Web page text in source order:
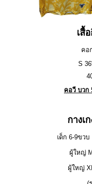
เสื้
คอ
S
คอวี บวก
กางเ
เด็ก 6-9ข
ผู้ใหญ่
ผู้ใหญ่